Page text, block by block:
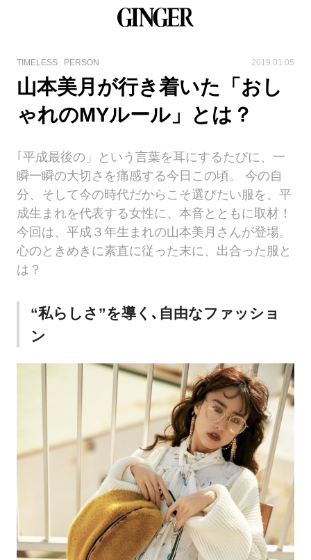
TIMELESS PERSON 2019.01.05
山本美月が行き着いた「おし
ゃれのMYルール」とは？
｢平成最後の」という言葉を耳にするたびに、一
瞬一瞬の大切さを痛感する今日この頃。 今の自
分、そして今の時代だからこそ選びたい服を、平
成生まれを代表する女性に、本音とともに取材！
今回は、平成３年生まれの山本美月さんが登場。
心のときめきに素直に従った末に、出合った服と
は？
“私らしさ”を導く､自由なファッショ
ン